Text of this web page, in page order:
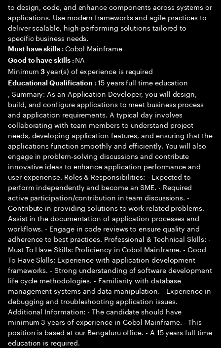
to design, code, and enhance components across systems or
applications. Use modern frameworks and agile practices to
deliver scalable, high-performing solutions tailored to
specific business needs.
Must have skills : Cobol Mainframe
Good to have skills : NA
Minimum3year(s) of experience is required
Educational Qualification :15 years full time education
, Summary: As an Application Developer, you will design,
build, and configure applications to meet business process
and application requirements. A typical day involves
collaborating with team members to understand project
needs, developing application features, and ensuring that the
applications function smoothly and efficiently. You will also
engage in problem-solving discussions and contribute
innovative ideas to enhance application performance and
user experience. Roles & Responsibilities: - Expected to
perform independently and become an SME. - Required
active participation/contribution in team discussions. -
Contribute in providing solutions to work related problems. -
Assist in the documentation of application processes and
workflows. - Engage in code reviews to ensure quality and
adherence to best practices. Professional & Technical Skills: -
Must To Have Skills: Proficiency in Cobol Mainframe. - Good
To Have Skills: Experience with application development
frameworks. - Strong understanding of software development
life cycle methodologies. - Familiarity with database
management systems and data manipulation. - Experience in
debugging and troubleshooting application issues.
Additional Information: - The candidate should have
minimum 3 years of experience in Cobol Mainframe. - This
position is based at our Bengaluru office. - A 15 years full time
education is required.